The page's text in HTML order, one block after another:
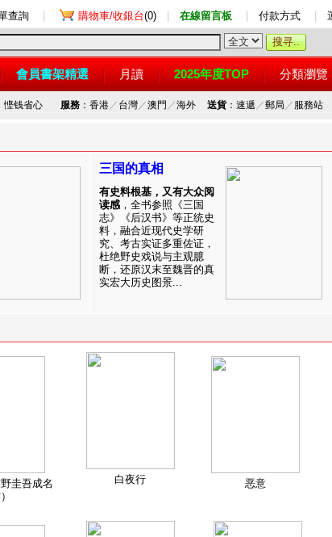
查詢 購物車/收銀台(0) 在線留言板 付款方式
會員書架精選 月讀 2025年度TOP 分類瀏覽
悭钱省心 服務：香港／ 台灣／澳門 ／海外 送貨：速遞 ／郵局 ／ 服務站
三国的真相
有史料根基，又有大众阅
读感 ，全书参照《三国
志》《后汉书》等正统史
料，融合近现代史学研
究、考古实证多重佐证，
杜绝野史戏说与主观臆
断，还原汉末至魏晋的真
实宏大历史图景...
圭吾成名
白夜行 恶意